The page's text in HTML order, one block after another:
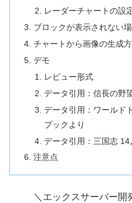
レーダーチャートの設
ブロックが表示されない
チャートから画像の生成
デモ
レビュー形式
データ引用：信長の野
データ引用：ワールド
ブックより
データ引用：三国志 14
注意点
＼エックスサーバー開